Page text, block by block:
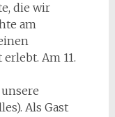
die wir
am
Am 11.
Als Gast